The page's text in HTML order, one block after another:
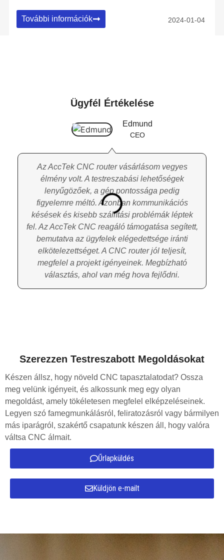
2024-01-04
További információk
Ügyfél Értékelése
Az AccTek CNC router vásárlásom vegyes
élmény volt. A testreszabási lehetőségek
lenyűgözőek, a gép pontossága pedig
figyelemre méltó. Azonban kommunikációs
késések és kisebb szállítási problémák léptek
fel. Az AccTek CNC reagáló támogatása segített,
bemutatva az ügyfelek elégedettsége iránti
elkötelezettséget. A CNC router jól teljesít,
megfelel a projekt igényeinek. Megbízható
választás, ahol van még hova fejlődni.
Edmund
CEO
Szerezzen Testreszabott Megoldásokat
Készen állsz, hogy növeld CNC tapasztalatodat? Ossza
meg velünk igényeit, és alkossunk meg egy olyan
megoldást, amely tökéletesen megfelel elképzeléseinek.
Legyen szó famegmunkálásról, feliratozásról vagy bármilyen
más iparágról, szakértő csapatunk készen áll, hogy valóra
váltsa CNC álmait.
Űrlapküldés
Küldjön e-mailt